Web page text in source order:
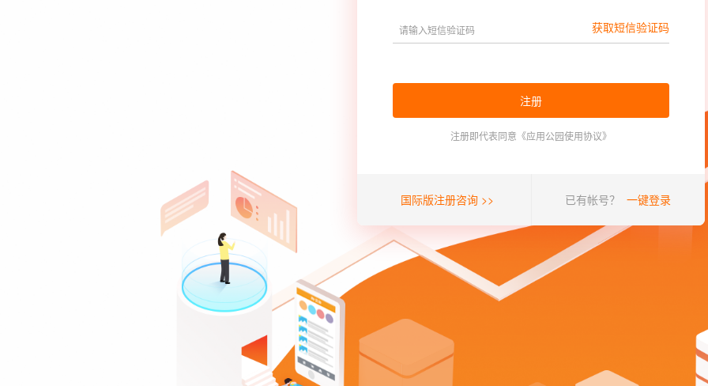
获取短信验证码
注册
注册即代表同意《应用公园使用协议》
国际版注册咨询>> 已有帐号？ 一键登录